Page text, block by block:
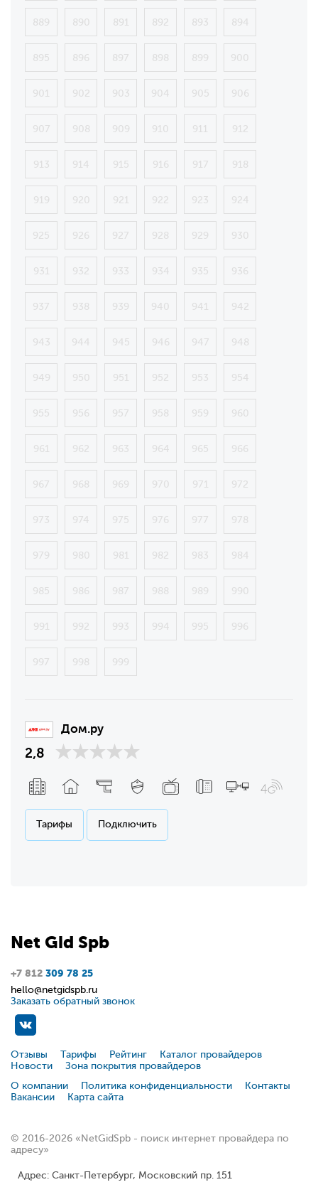
889 890 891 892 893 894
895 896 897 898 899 900
901 902 903 904 905 906
907 908 909 910 911 912
913 914 915 916 917 918
919 920 921 922 923 924
925 926 927 928 929 930
931 932 933 934 935 936
937 938 939 940 941 942
943 944 945 946 947 948
949 950 951 952 953 954
955 956 957 958 959 960
961 962 963 964 965 966
967 968 969 970 971 972
973 974 975 976 977 978
979 980 981 982 983 984
985 986 987 988 989 990
991 992 993 994 995 996
997 998 999
Дом.ру
2,8
Тарифы Подключить
Net Gid Spb
+7 812 309 78 25
hello@netgidspb.ru
Заказать обратный звонок
Отзывы Тарифы Рейтинг
Каталог провайдеров
Новости
Зона покрытия провайдеров
О компании
Политика конфиденциальности
Контакты
Вакансии
Карта сайта
© 2016-2026 «NetGidSpb - поиск интернет провайдера по
адресу»
Адрес: Санкт-Петербург, Московский пр. 151